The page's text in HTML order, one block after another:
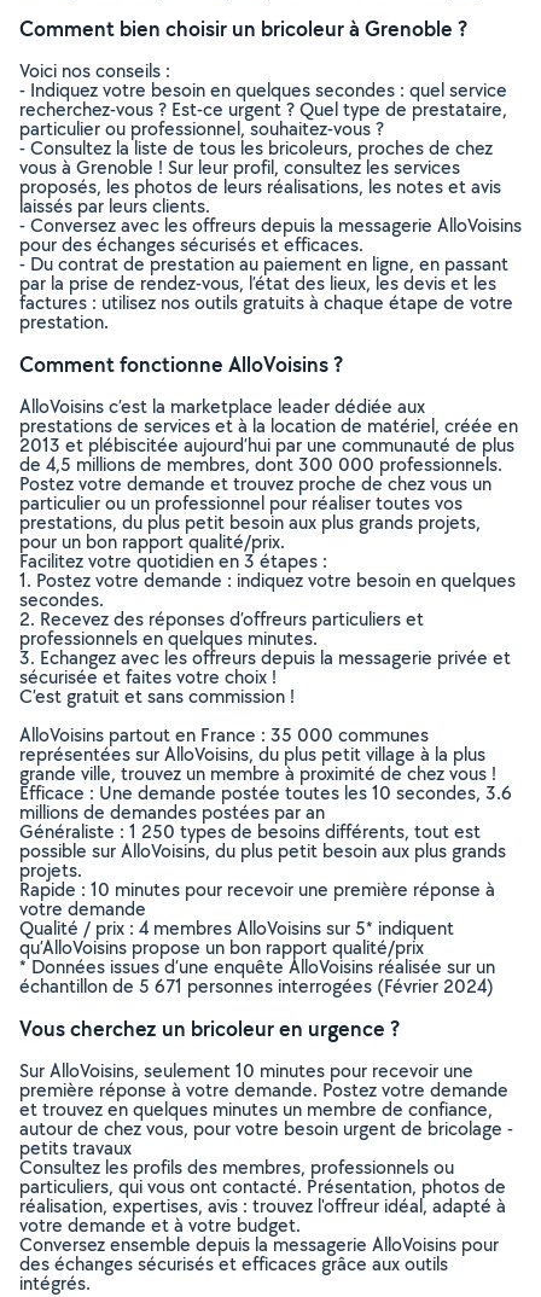
Comment bien choisir un bricoleur à Grenoble ?
Voici nos conseils :
- Indiquez votre besoin en quelques secondes : quel service
recherchez-vous ? Est-ce urgent ? Quel type de prestataire,
particulier ou professionnel, souhaitez-vous ?
- Consultez la liste de tous les bricoleurs, proches de chez
vous à Grenoble ! Sur leur profil, consultez les services
proposés, les photos de leurs réalisations, les notes et avis
laissés par leurs clients.
- Conversez avec les offreurs depuis la messagerie AlloVoisins
pour des échanges sécurisés et efficaces.
- Du contrat de prestation au paiement en ligne, en passant
par la prise de rendez-vous, l’état des lieux, les devis et les
factures : utilisez nos outils gratuits à chaque étape de votre
prestation.
Comment fonctionne AlloVoisins ?
AlloVoisins c’est la marketplace leader dédiée aux
prestations de services et à la location de matériel, créée en
2013 et plébiscitée aujourd’hui par une communauté de plus
de 4,5 millions de membres, dont 300 000 professionnels.
Postez votre demande et trouvez proche de chez vous un
particulier ou un professionnel pour réaliser toutes vos
prestations, du plus petit besoin aux plus grands projets,
pour un bon rapport qualité/prix.
Facilitez votre quotidien en 3 étapes :
1. Postez votre demande : indiquez votre besoin en quelques
secondes.
2. Recevez des réponses d’offreurs particuliers et
professionnels en quelques minutes.
3. Echangez avec les offreurs depuis la messagerie privée et
sécurisée et faites votre choix !
C’est gratuit et sans commission !
AlloVoisins partout en France : 35 000 communes
représentées sur AlloVoisins, du plus petit village à la plus
grande ville, trouvez un membre à proximité de chez vous !
Efficace : Une demande postée toutes les 10 secondes, 3.6
millions de demandes postées par an
Généraliste : 1 250 types de besoins différents, tout est
possible sur AlloVoisins, du plus petit besoin aux plus grands
projets.
Rapide : 10 minutes pour recevoir une première réponse à
votre demande
Qualité / prix : 4 membres AlloVoisins sur 5* indiquent
qu’AlloVoisins propose un bon rapport qualité/prix
* Données issues d’une enquête AlloVoisins réalisée sur un
échantillon de 5 671 personnes interrogées (Février 2024)
Vous cherchez un bricoleur en urgence ?
Sur AlloVoisins, seulement 10 minutes pour recevoir une
première réponse à votre demande. Postez votre demande
et trouvez en quelques minutes un membre de confiance,
autour de chez vous, pour votre besoin urgent de bricolage -
petits travaux
Consultez les profils des membres, professionnels ou
particuliers, qui vous ont contacté. Présentation, photos de
réalisation, expertises, avis : trouvez l'offreur idéal, adapté à
votre demande et à votre budget.
Conversez ensemble depuis la messagerie AlloVoisins pour
des échanges sécurisés et efficaces grâce aux outils
intégrés.